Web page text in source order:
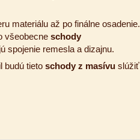
materiálu až po finálne osadenie.
všeobecne schody
spojenie remesla a dizajnu.
budú tieto schody z masívu slúžiť